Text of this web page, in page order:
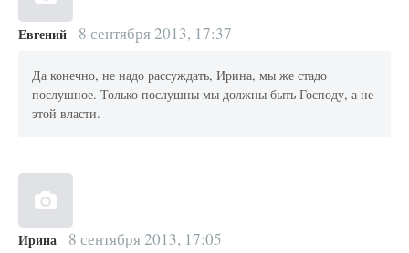
Евгений 8 сентября 2013, 17:37
Да конечно, не надо рассуждать, Ирина, мы же стадо
послушное. Только послушны мы должны быть Господу, а не
этой власти.
Ирина 8 сентября 2013, 17:05